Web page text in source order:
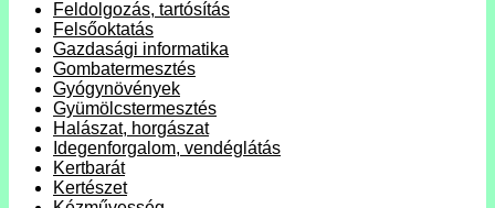
Feldolgozás, tartósítás
Felsőoktatás
Gazdasági informatika
Gombatermesztés
Gyógynövények
Gyümölcstermesztés
Halászat, horgászat
Idegenforgalom, vendéglátás
Kertbarát
Kertészet